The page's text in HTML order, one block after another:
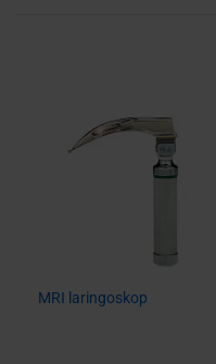
MRI laringoskop